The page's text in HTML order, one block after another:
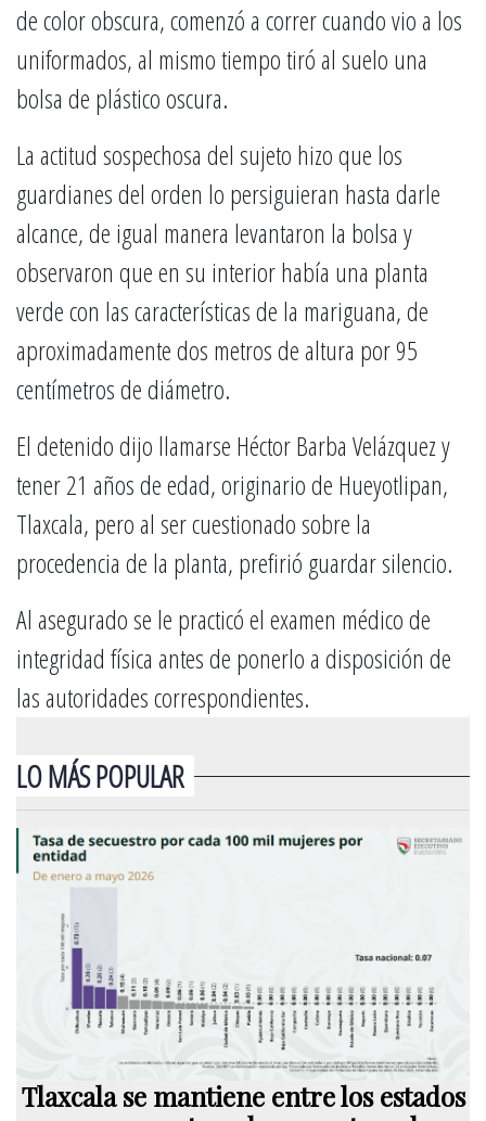
de color obscura, comenzó a correr cuando vio a los
uniformados, al mismo tiempo tiró al suelo una
bolsa de plástico oscura.
La actitud sospechosa del sujeto hizo que los
guardianes del orden lo persiguieran hasta darle
alcance, de igual manera levantaron la bolsa y
observaron que en su interior había una planta
verde con las características de la mariguana, de
aproximadamente dos metros de altura por 95
centímetros de diámetro.
El detenido dijo llamarse Héctor Barba Velázquez y
tener 21 años de edad, originario de Hueyotlipan,
Tlaxcala, pero al ser cuestionado sobre la
procedencia de la planta, prefirió guardar silencio.
Al asegurado se le practicó el examen médico de
integridad física antes de ponerlo a disposición de
las autoridades correspondientes.
LO MÁS POPULAR
Tlaxcala se mantiene entre los estados